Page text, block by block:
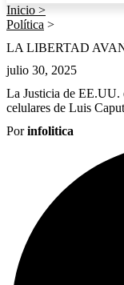
Inicio >
Política >
LA LIBERTAD
julio 30, 2025
La Justicia de EE.UU.
celulares de Luis
Porinfolitica